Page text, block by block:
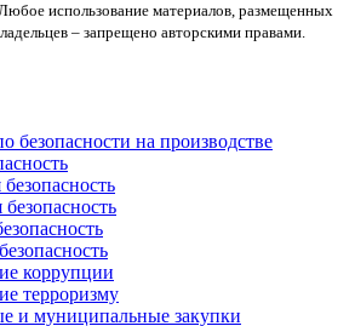
использование материалов, размещенных
– запрещено авторскими правами.
безопасности на производстве
коррупции
терроризму
и муниципальные закупки